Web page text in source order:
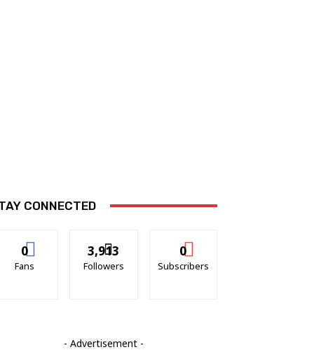
CONNECTED
0
Fans
3,913
Followers
0
Subscribers
- Advertisement -